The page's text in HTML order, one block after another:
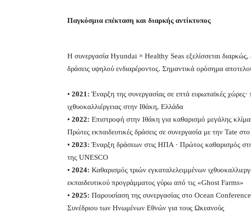
Παγκόσμια επέκταση και διαρκής αντίκτυπος
Η συνεργασία Hyundai × Healthy Seas εξελίσσεται διαρκώς,
δράσεις υψηλού ενδιαρέροντος. Σημαντικά ορόσημα
• 2021: Έναρξη της συνεργασίας σε επτά ευρωπαϊκές
ιχθυοκαλλιέργειας στην Ιθάκη, Ελλάδα
• 2022: Επιστροφή στην Ιθάκη για καθαρισμό μεγάλης
Πρώτες εκπαιδευτικές δράσεις σε συνεργασία με την Tate
• 2023: Έναρξη δράσεων στις ΗΠΑ · Πρώτος καθαρισμός
της UNESCO
• 2024: Καθαρισμός τριών εγκαταλελειμμένων
εκπαιδευτικού προγράμματος γύρω από τις «Ghost Farms»
• 2025: Παρουσίαση της συνεργασίας στο Ocean
Συνέδριου των Ηνωμένων Εθνών για τους Ωκεανούς